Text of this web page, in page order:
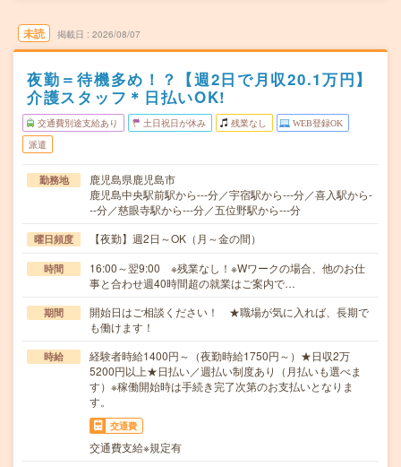
未読 掲載日 2026/08/07
夜勤＝待機多め！？【週2日で月収20.1万円】
介護スタッフ＊日払いOK!
交通費別途支給あり 土日祝日が休み 残業なし WEB登録OK
派遣
勤務地
鹿児島県鹿児島市
鹿児島中央駅前駅から---分／宇宿駅から---分／喜入駅から-
--分／慈眼寺駅から---分／五位野駅から---分
曜日頻度 【夜勤】週2日～OK（月～金の間）
時間
16:00～翌9:00 ※残業なし！※Wワークの場合、他のお仕
事と合わせ週40時間超の就業はご案内で…
期間
開始日はご相談ください！ ★職場が気に入れば、長期で
も働けます！
時給
経験者時給1400円～（夜勤時給1750円～）★日収2万
5200円以上★日払い／週払い制度あり（月払いも選べま
す）※稼働開始時は手続き完了次第のお支払いとなりま
す。
交通費
交通費支給※規定有